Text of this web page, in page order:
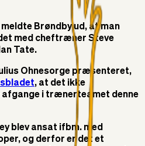
Brøndby ud, at man
med cheftræner Steve
Tate.
Ohnesorge præsenteret,
, at det ikke
afgange i trænerteamet denne
blev ansat ifbm. med
og derfor er det et